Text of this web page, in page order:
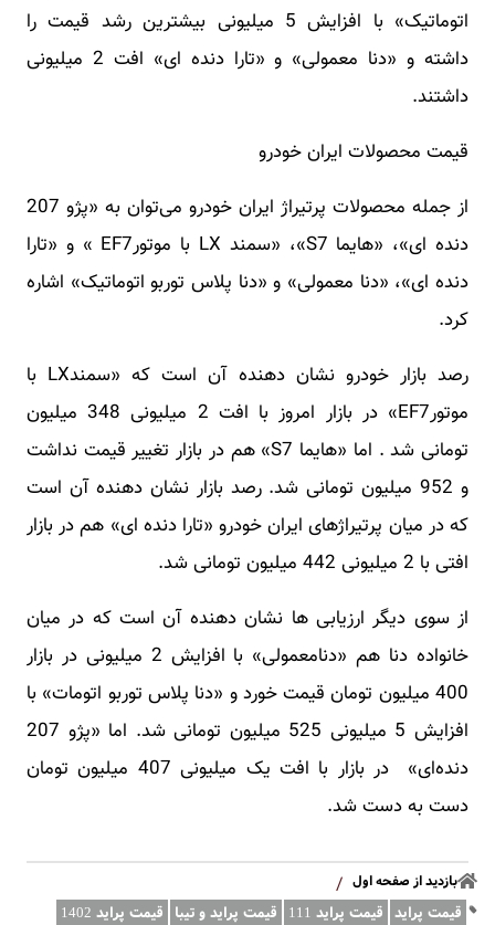
اتوماتیک» با افزایش 5 میلیونی بیشترین رشد قیمت را
داشته و «دنا معمولی» و «تارا دنده ای» افت 2 میلیونی
داشتند.
قیمت محصولات ایران خودرو
از جمله محصولات پرتیراژ ایران خودرو می‌توان به «پژو 207
دنده ای»، «هایما S7»، «سمند LX با موتورEF7 » و «تارا
دنده ای»، «دنا معمولی» و «دنا پلاس توربو اتوماتیک» اشاره
کرد.
رصد بازار خودرو نشان دهنده آن است که «سمندLX با
موتورEF7» در بازار امروز با افت 2 میلیونی 348 میلیون
تومانی شد . اما «هایما S7» هم در بازار تغییر قیمت نداشت
و 952 میلیون تومانی شد. رصد بازار نشان دهنده آن است
که در میان پرتیراژهای ایران خودرو «تارا دنده ای» هم در بازار
افتی با 2 میلیونی 442 میلیون تومانی شد.
از سوی دیگر ارزیابی ها نشان دهنده آن است که در میان
خانواده دنا هم «دنامعمولی» با افزایش 2 میلیونی در بازار
400 میلیون تومان قیمت خورد و «دنا پلاس توربو اتومات» با
افزایش 5 میلیونی 525 میلیون تومانی شد. اما «پژو 207
دنده‌ای» در بازار با افت یک میلیونی 407 میلیون تومان
دست به دست شد.
بازدید از صفحه اول /
قیمت پراید قیمت پراید 111 قیمت پراید و تیبا
قیمت پراید 1402